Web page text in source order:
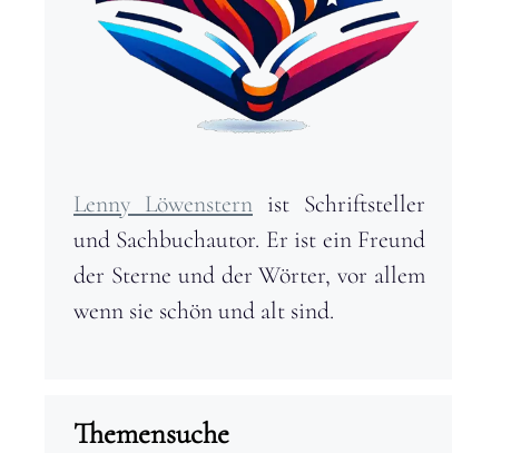
Lenny Löwenstern ist Schriftsteller
und Sachbuchautor. Er ist ein Freund
der Sterne und der Wörter, vor allem
wenn sie schön und alt sind.
Themensuche